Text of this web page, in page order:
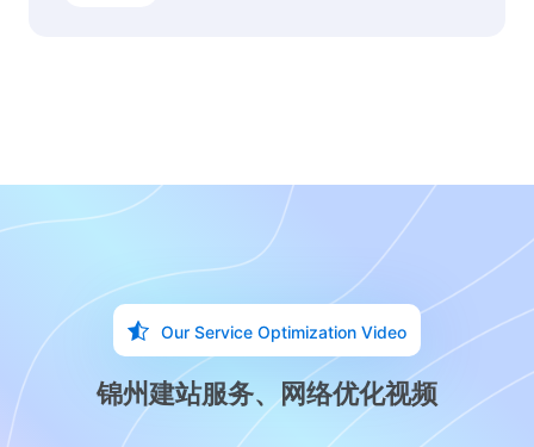
Our Service Optimization Video
锦州建站服务、网络优化视频